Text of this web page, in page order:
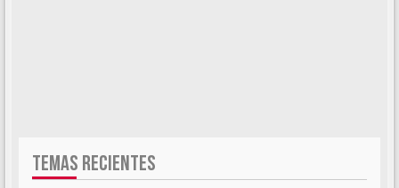
TEMAS RECIENTES